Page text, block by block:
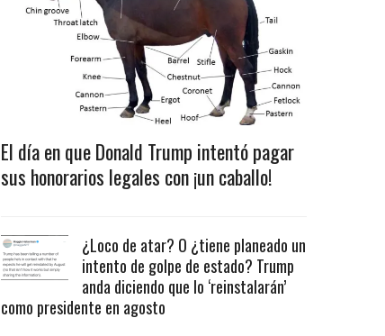
El día en que Donald Trump intentó pagar
sus honorarios legales con ¡un caballo!
¿Loco de atar? O ¿tiene planeado un
intento de golpe de estado? Trump
anda diciendo que lo ‘reinstalarán’
como presidente en agosto